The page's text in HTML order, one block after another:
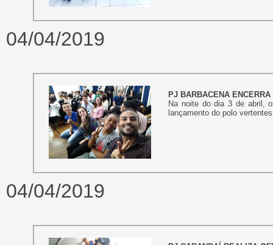
04/04/2019
PJ BARBACENA
Na noite do dia 3 de abril,
lançamento do polo
04/04/2019